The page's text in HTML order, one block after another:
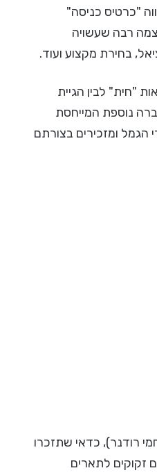
"כרטיס כניסה"
רבה שעשויה
בחירת מקצוע ועוד.
"חית" לבין הגיית
נוספת המייחסת
הגמל ומזכירים בצורתם
רודנר), כדאי שתזכרו
זקוקים לתארים